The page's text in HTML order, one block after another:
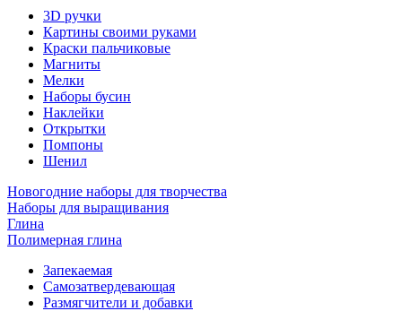
3D ручки
Картины своими руками
Краски пальчиковые
Магниты
Мелки
Наборы бусин
Наклейки
Открытки
Помпоны
Шенил
Новогодние наборы для творчества
Наборы для выращивания
Глина
Полимерная глина
Запекаемая
Самозатвердевающая
Размягчители и добавки